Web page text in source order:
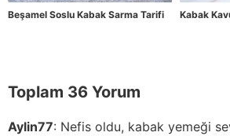
Beşamel Soslu Kabak Sarma Tarifi Kabak
Toplam 36 Yorum
Aylin77: Nefis oldu, kabak yemeği